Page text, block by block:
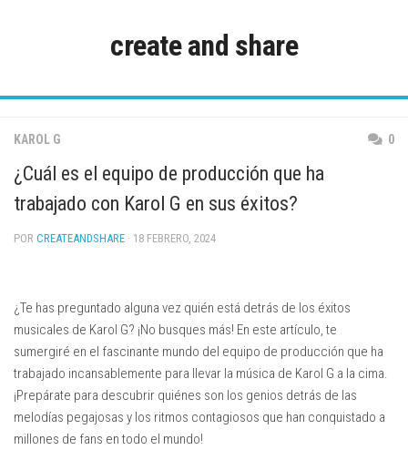
create and share
KAROL G 0
¿Cuál es el equipo de producción que ha
trabajado con Karol G en sus éxitos?
POR CREATEANDSHARE · 18 FEBRERO, 2024
¿Te has preguntado alguna vez quién está detrás de los éxitos
musicales de Karol G? ¡No busques más! En este artículo, te
sumergiré en el fascinante mundo del equipo de producción que ha
trabajado incansablemente para llevar la música de Karol G a la cima.
¡Prepárate para descubrir quiénes son los genios detrás de las
melodías pegajosas y los ritmos contagiosos que han conquistado a
millones de fans en todo el mundo!